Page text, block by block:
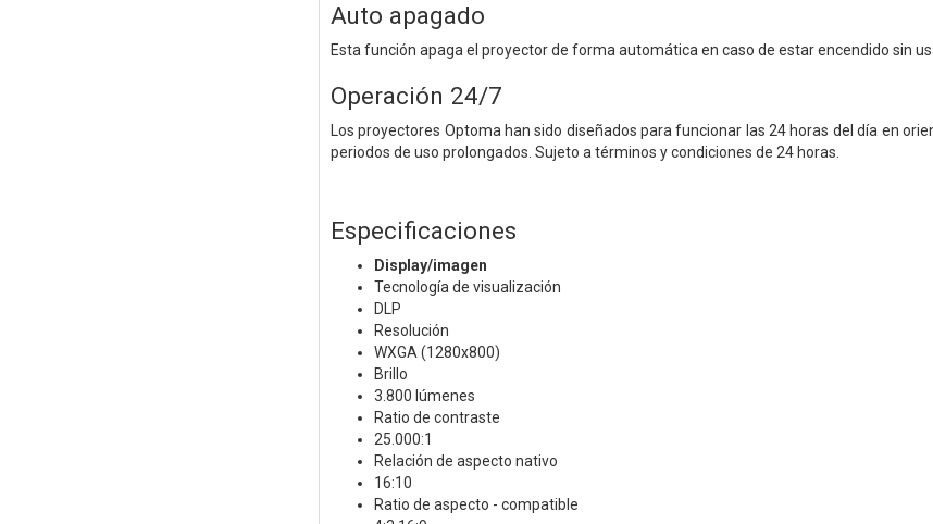
Auto apagado
Esta función apaga el proyector de forma automática en caso de estar encendido sin
Operación 24/7
Los proyectores Optoma han sido diseñados para funcionar las 24 horas del día en
periodos de uso prolongados. Sujeto a términos y condiciones de 24 horas.
Especificaciones
Display/imagen
Tecnología de visualización
DLP
Resolución
WXGA (1280x800)
Brillo
3.800 lúmenes
Ratio de contraste
25.000:1
Relación de aspecto nativo
16:10
Ratio de aspecto - compatible